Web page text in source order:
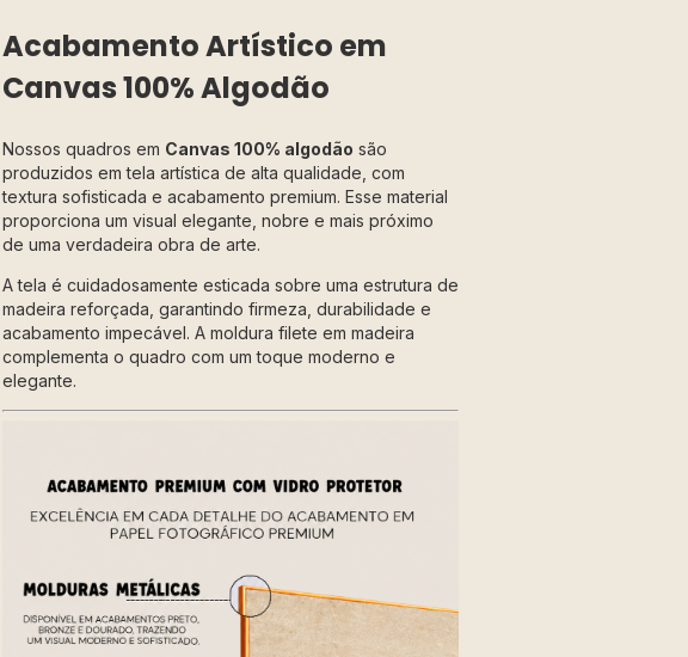
Acabamento Artístico em
Canvas 100% Algodão
Nossos quadros em Canvas 100% algodão são
produzidos em tela artística de alta qualidade, com
textura sofisticada e acabamento premium. Esse material
proporciona um visual elegante, nobre e mais próximo
de uma verdadeira obra de arte.
A tela é cuidadosamente esticada sobre uma estrutura de
madeira reforçada, garantindo firmeza, durabilidade e
acabamento impecável. A moldura filete em madeira
complementa o quadro com um toque moderno e
elegante.